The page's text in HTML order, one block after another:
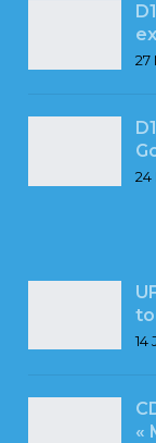
27
24
14
«